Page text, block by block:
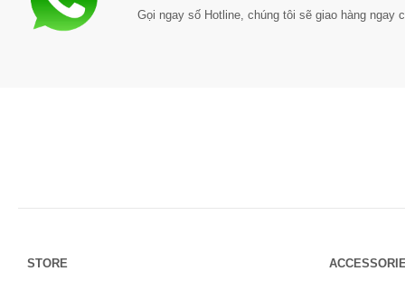
Gọi ngay số Hotline, chúng tôi sẽ giao hàng ngay
STORE